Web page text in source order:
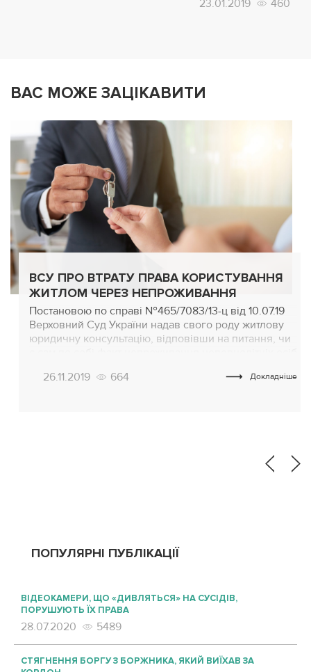
23.01.2019 460
ВАС МОЖЕ ЗАЦІКАВИТИ
ВСУ ПРО ВТРАТУ ПРАВА КОРИСТУВАННЯ
ЖИТЛОМ ЧЕРЕЗ НЕПРОЖИВАННЯ
Постановою по справі №465/7083/13-ц від 10.07.19
Верховний Суд України надав свого роду житлову
юридичну консультацію, відповівши на питання, чи
ними права користування житловою площею.
26.11.2019 664 Докладніше
ПОПУЛЯРНІ ПУБЛІКАЦІЇ
ВІДЕОКАМЕРИ, ЩО «ДИВЛЯТЬСЯ» НА СУСІДІВ,
ПОРУШУЮТЬ ЇХ ПРАВА
28.07.2020 5489
СТЯГНЕННЯ БОРГУ З БОРЖНИКА, ЯКИЙ ВИЇХАВ ЗА